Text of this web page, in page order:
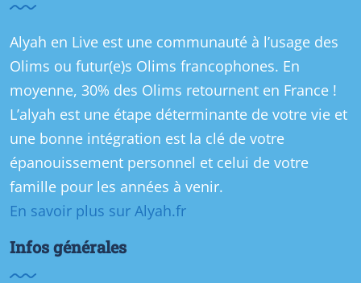
Alyah en Live est une communauté à l’usage des
Olims ou futur(e)s Olims francophones. En
moyenne, 30% des Olims retournent en France !
L’alyah est une étape déterminante de votre vie et
une bonne intégration est la clé de votre
épanouissement personnel et celui de votre
famille pour les années à venir.
En savoir plus sur Alyah.fr
Infos générales